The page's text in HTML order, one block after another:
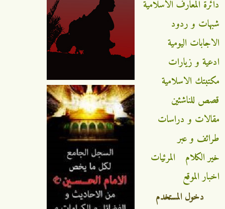
دائرة المعارف الاسلامية
شبهات و ردود
الاجابات اليومية
ادعية و زيارات
مكتبتك الاسلامية
قصص للناشئين
مقالات و دراسات
طرائف و عبر
خير الكلام
المرئيات
اخبار الموقع
دخول المستخدم